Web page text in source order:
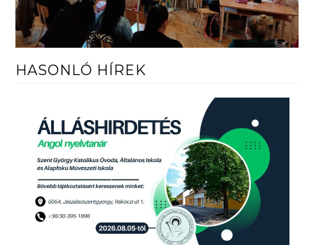
HASONLÓ HÍREK